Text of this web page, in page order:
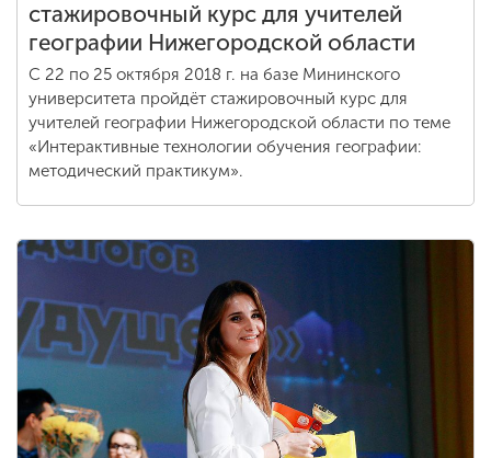
стажировочный курс для учителей
географии Нижегородской области
С 22 по 25 октября 2018 г. на базе Мининского
университета пройдёт стажировочный курс для
учителей географии Нижегородской области по теме
«Интерактивные технологии обучения географии:
методический практикум».